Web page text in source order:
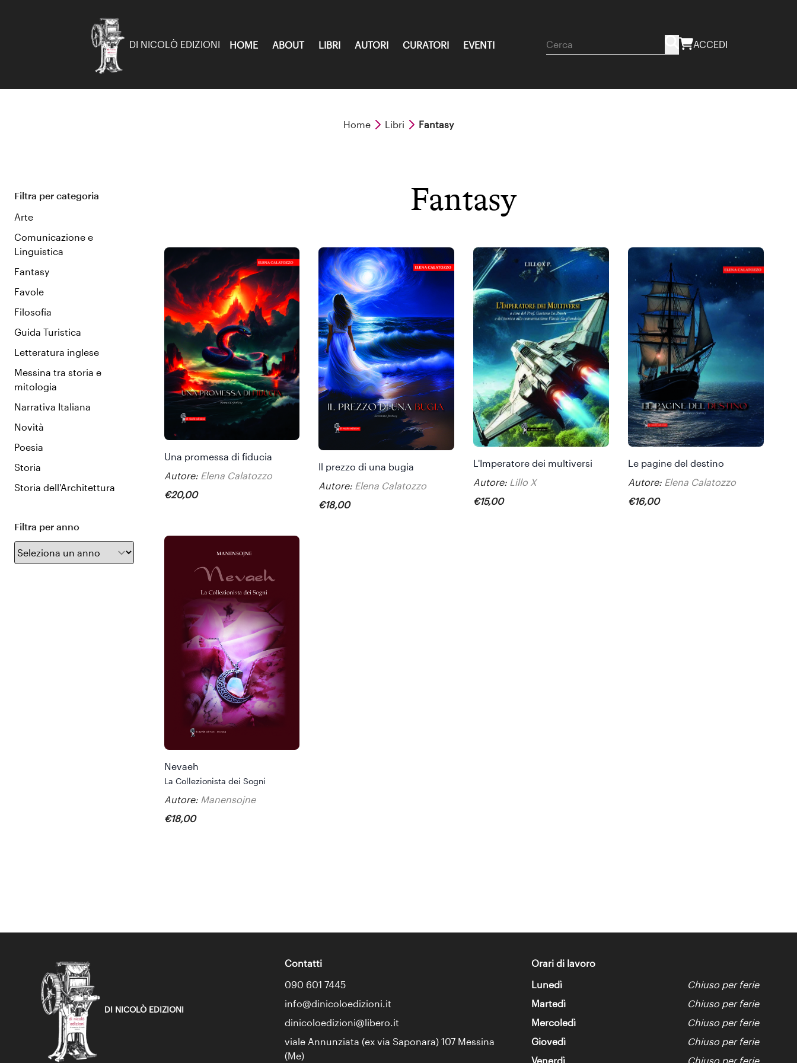
DI NICOLÒ EDIZIONI HOME ABOUT LIBRI AUTORI CURATORI EVENTI ACCEDI
Home Libri Fantasy
Filtra per categoria
Arte
Comunicazione e
Linguistica
Fantasy
Favole
Filosofia
Guida Turistica
Letteratura inglese
Messina tra storia e
mitologia
Narrativa Italiana
Novità
Poesia
Storia
Storia dell'Architettura
Filtra per anno
Fantasy
Una promessa di fiducia
Autore: Elena Calatozzo
€20,00
Il prezzo di una bugia
Autore: Elena Calatozzo
€18,00
L'Imperatore dei multiversi
Autore: Lillo X
€15,00
Le pagine del destino
Autore: Elena Calatozzo
€16,00
Nevaeh
La Collezionista dei Sogni
Autore: Manensojne
€18,00
DI NICOLÒ EDIZIONI
Contatti
090 601 7445
info@dinicoloedizioni.it
dinicoloedizioni@libero.it
viale Annunziata (ex via Saponara) 107 Messina
(Me)
Orari di lavoro
Lunedì
Chiuso per ferie
Martedì
Chiuso per ferie
Mercoledì
Chiuso per ferie
Giovedì
Chiuso per ferie
Venerdì
Chiuso per ferie